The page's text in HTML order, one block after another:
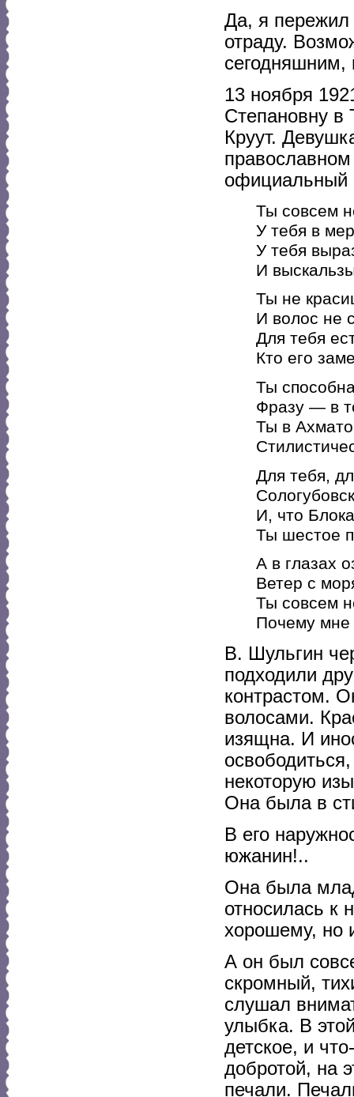
Да, я пережил
отраду.
сегодняшним,
13 ноября
Степановну в
Круут.
официальный
Ты совсем
У тебя в
У тебя
И
Ты не
И волос не
Для тебя
Кто его
Ты
Фразу — в
Ты в
Для тебя,
И, что
Ты шестое
А в глазах
Ветер с
Ты совсем
Почему
В. Шульгин
подходили
контрастом.
волосами.
изящна. И
некоторую
Она была в
В его
южанин!..
Она была
относилась к
хорошему, но
А он был
скромный,
слушал
улыбка. В
детское, и
добротой, на
печали.